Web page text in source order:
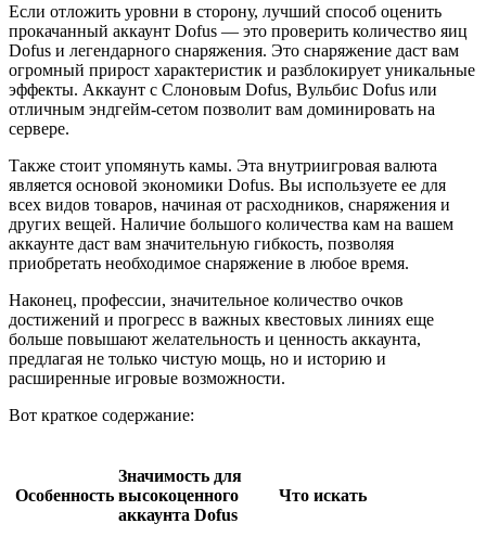
Если отложить уровни в сторону, лучший способ оценить
прокачанный аккаунт Dofus — это проверить количество яиц
Dofus и легендарного снаряжения. Это снаряжение даст вам
огромный прирост характеристик и разблокирует уникальные
эффекты. Аккаунт с Слоновым Dofus, Вульбис Dofus или
отличным эндгейм-сетом позволит вам доминировать на
сервере.
Также стоит упомянуть камы. Эта внутриигровая валюта
является основой экономики Dofus. Вы используете ее для
всех видов товаров, начиная от расходников, снаряжения и
других вещей. Наличие большого количества кам на вашем
аккаунте даст вам значительную гибкость, позволяя
приобретать необходимое снаряжение в любое время.
Наконец, профессии, значительное количество очков
достижений и прогресс в важных квестовых линиях еще
больше повышают желательность и ценность аккаунта,
предлагая не только чистую мощь, но и историю и
расширенные игровые возможности.
Вот краткое содержание:
Особенность
Значимость для
высокоценного
аккаунта Dofus
Что искать